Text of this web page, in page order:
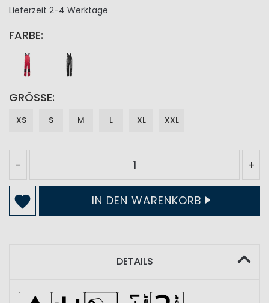
Lieferzeit 2-4 Werktage
FARBE
GRÖSSE
XS S M L XL XXL
- +
IN DEN WARENKORB
DETAILS